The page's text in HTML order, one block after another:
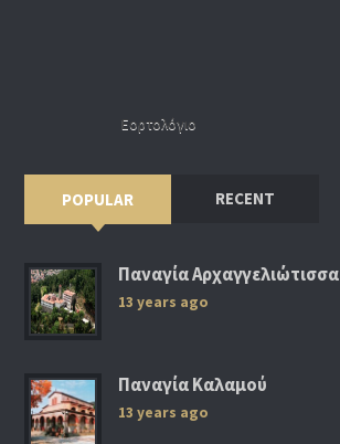
Εορτολόγιο
POPULAR RECENT
Παναγία Αρχαγγελιώτισσα
13 years ago
Παναγία Καλαμού
13 years ago